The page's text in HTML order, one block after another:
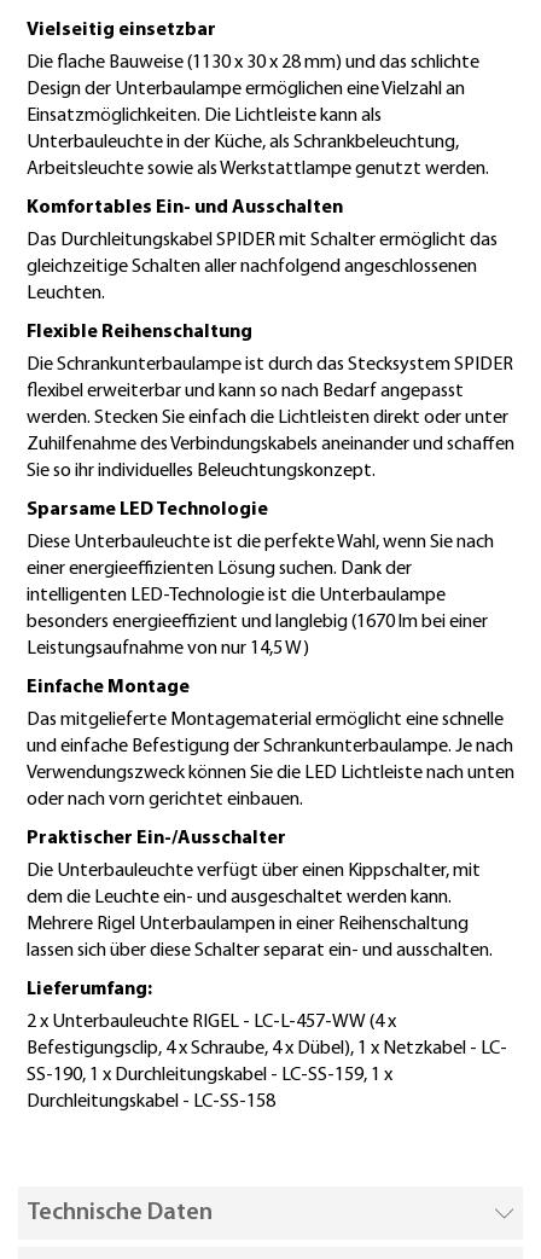
Vielseitig einsetzbar
Die flache Bauweise (1130 x 30 x 28 mm) und das schlichte
Design der Unterbaulampe ermöglichen eine Vielzahl an
Einsatzmöglichkeiten. Die Lichtleiste kann als
Unterbauleuchte in der Küche, als Schrankbeleuchtung,
Arbeitsleuchte sowie als Werkstattlampe genutzt werden.
Komfortables Ein- und Ausschalten
Das Durchleitungskabel SPIDER mit Schalter ermöglicht das
gleichzeitige Schalten aller nachfolgend angeschlossenen
Leuchten.
Flexible Reihenschaltung
Die Schrankunterbaulampe ist durch das Stecksystem SPIDER
flexibel erweiterbar und kann so nach Bedarf angepasst
werden. Stecken Sie einfach die Lichtleisten direkt oder unter
Zuhilfenahme des Verbindungskabels aneinander und schaffen
Sie so ihr individuelles Beleuchtungskonzept.
Sparsame LED Technologie
Diese Unterbauleuchte ist die perfekte Wahl, wenn Sie nach
einer energieeffizienten Lösung suchen. Dank der
intelligenten LED-Technologie ist die Unterbaulampe
besonders energieeffizient und langlebig (1670 lm bei einer
Leistungsaufnahme von nur 14,5 W)
Einfache Montage
Das mitgelieferte Montagematerial ermöglicht eine schnelle
und einfache Befestigung der Schrankunterbaulampe. Je nach
Verwendungszweck können Sie die LED Lichtleiste nach unten
oder nach vorn gerichtet einbauen.
Praktischer Ein-/Ausschalter
Die Unterbauleuchte verfügt über einen Kippschalter, mit
dem die Leuchte ein- und ausgeschaltet werden kann.
Mehrere Rigel Unterbaulampen in einer Reihenschaltung
lassen sich über diese Schalter separat ein- und ausschalten.
Lieferumfang:
2 x Unterbauleuchte RIGEL - LC-L-457-WW (4 x
Befestigungsclip, 4 x Schraube, 4 x Dübel), 1 x Netzkabel - LC-
SS-190, 1 x Durchleitungskabel - LC-SS-159, 1 x
Durchleitungskabel - LC-SS-158
Technische Daten